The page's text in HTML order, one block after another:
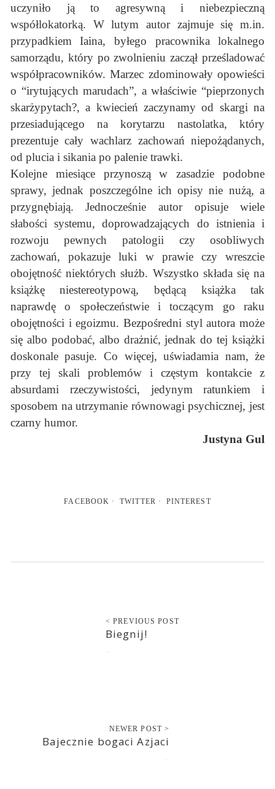
uczyniło ją to agresywną i niebezpieczną
współlokatorką. W lutym autor zajmuje się m.in.
przypadkiem Iaina, byłego pracownika lokalnego
samorządu, który po zwolnieniu zaczął prześladować
współpracowników. Marzec zdominowały opowieści
o “irytujących marudach”, a właściwie “pieprzonych
skarżypytach?, a kwiecień zaczynamy od skargi na
przesiadującego na korytarzu nastolatka, który
prezentuje cały wachlarz zachowań niepożądanych,
od plucia i sikania po palenie trawki.
Kolejne miesiące przynoszą w zasadzie podobne
sprawy, jednak poszczególne ich opisy nie nużą, a
przygnębiają. Jednocześnie autor opisuje wiele
słabości systemu, doprowadzających do istnienia i
rozwoju pewnych patologii czy osobliwych
zachowań, pokazuje luki w prawie czy wreszcie
obojętność niektórych służb. Wszystko składa się na
książkę niestereotypową, będącą książka tak
naprawdę o społeczeństwie i toczącym go raku
obojętności i egoizmu. Bezpośredni styl autora może
się albo podobać, albo drażnić, jednak do tej książki
doskonale pasuje. Co więcej, uświadamia nam, że
przy tej skali problemów i częstym kontakcie z
absurdami rzeczywistości, jedynym ratunkiem i
sposobem na utrzymanie równowagi psychicznej, jest
czarny humor.
Justyna Gul
FACEBOOK TWITTER PINTEREST
< PREVIOUS POST
Biegnij!
NEWER POST >
Bajecznie bogaci Azjaci